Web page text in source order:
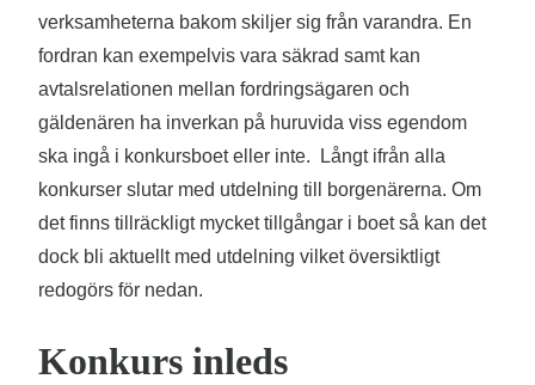
verksamheterna bakom skiljer sig från varandra. En
fordran kan exempelvis vara säkrad samt kan
avtalsrelationen mellan fordringsägaren och
gäldenären ha inverkan på huruvida viss egendom
ska ingå i konkursboet eller inte. Långt ifrån alla
konkurser slutar med utdelning till borgenärerna. Om
det finns tillräckligt mycket tillgångar i boet så kan det
dock bli aktuellt med utdelning vilket översiktligt
redogörs för nedan.
Konkurs inleds